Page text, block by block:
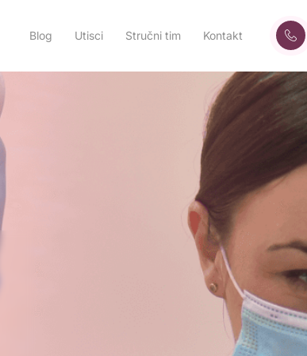
Blog Utisci Stručni tim Kontakt